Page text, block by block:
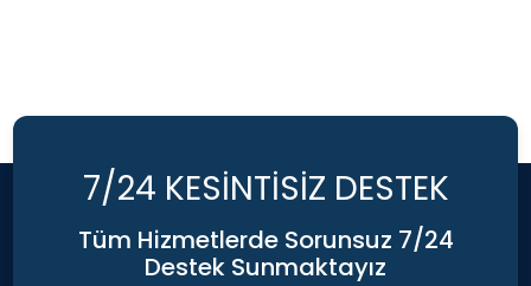
7/24 KESINTISIZ DESTEK
Tüm Hizmetlerde Sorunsuz 7/24
Destek Sunmaktayız